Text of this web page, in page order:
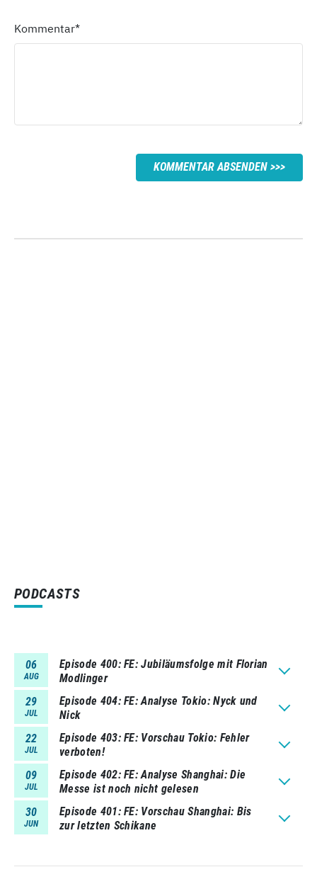
Kommentar*
KOMMENTAR ABSENDEN
PODCASTS
06
AUG
Episode 400 FE: Jubiläumsfolge mit Florian
Modlinger
29
JUL
Episode 404 FE: Analyse Tokio: Nyck und
Nick
22
JUL
Episode 403 FE: Vorschau Tokio: Fehler
verboten!
09
JUL
Episode 402 FE: Analyse Shanghai: Die
Messe ist noch nicht gelesen
30
JUN
Episode 401 FE: Vorschau Shanghai: Bis
zur letzten Schikane